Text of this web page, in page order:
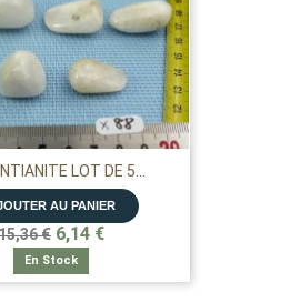
LOT DE 5...
AU PANIER
€ 6,14 €
En Stock